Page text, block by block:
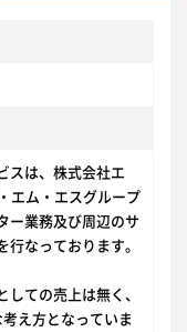
スは、株式会社エ
エム・エスグループ
ー業務及び周辺のサ
なっております。
ての売上は無く、
え方となっていま